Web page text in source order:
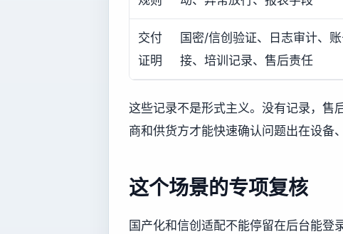
交付
证明
国密/信创验证、日志审计、
接、培训记录、售后责任
这些记录不是形式主义。没有记录，售
商和供货方才能快速确认问题出在设备
这个场景的专项复核
国产化和信创适配不能停留在后台能登